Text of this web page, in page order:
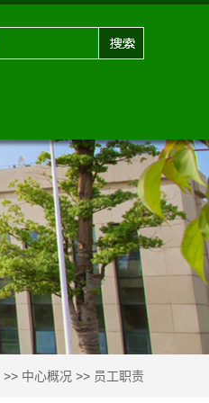
>> 中心概况 >> 员工职责